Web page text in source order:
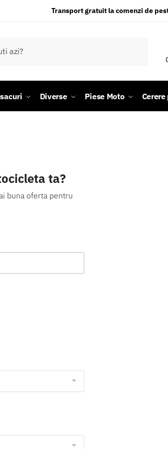
Transport gratuit la comenzi de
Diverse Piese Moto
ta?
buna oferta pentru